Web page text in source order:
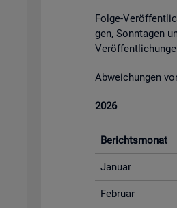
Folge-
gen, Sonn­ta­gen
Ab­wei­chun­gen
2026
Be­richts­mo­nat
Ja­nu­ar
Fe­bru­ar